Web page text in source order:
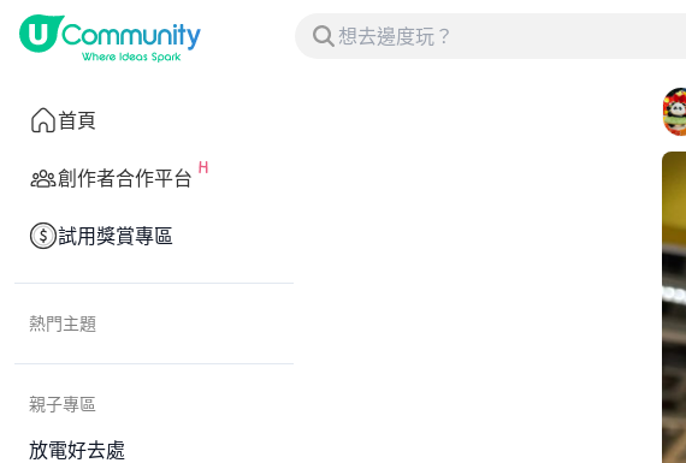
首頁
創作者合作平台
試用獎賞專區
熱門主題
親子專區
放電好去處